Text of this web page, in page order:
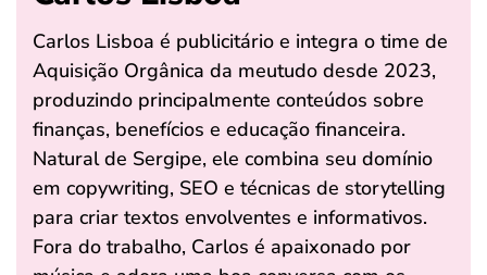
Carlos Lisboa é publicitário e integra o time de
Aquisição Orgânica da meutudo desde 2023,
produzindo principalmente conteúdos sobre
finanças, benefícios e educação financeira.
Natural de Sergipe, ele combina seu domínio
em copywriting, SEO e técnicas de storytelling
para criar textos envolventes e informativos.
Fora do trabalho, Carlos é apaixonado por